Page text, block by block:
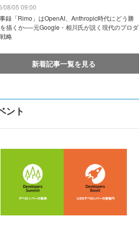
08/05 09:00
録「Rimo」はOpenAI、Anthropic時代にどう勝
描くか──元Google・相川氏が説く現代のプロダ
略
新着記事一覧を見る
ント